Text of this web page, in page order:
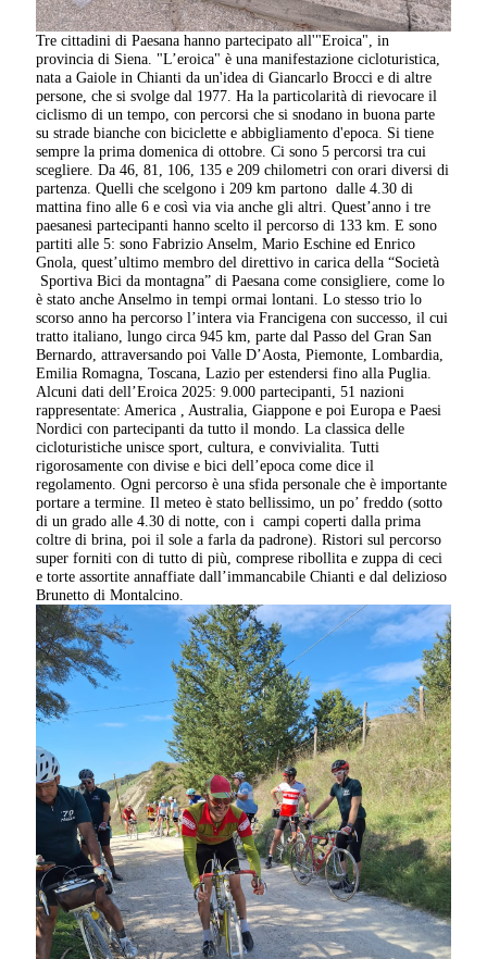
Tre cittadini di Paesana hanno partecipato all'"Eroica", in
provincia di Siena. "L’eroica" è una manifestazione cicloturistica,
nata a Gaiole in Chianti da un'idea di Giancarlo Brocci e di altre
persone, che si svolge dal 1977. Ha la particolarità di rievocare il
ciclismo di un tempo, con percorsi che si snodano in buona parte
su strade bianche con biciclette e abbigliamento d'epoca. Si tiene
sempre la prima domenica di ottobre. Ci sono 5 percorsi tra cui
scegliere. Da 46, 81, 106, 135 e 209 chilometri con orari diversi di
partenza. Quelli che scelgono i 209 km partono dalle 4.30 di
mattina fino alle 6 e così via via anche gli altri. Quest’anno i tre
paesanesi partecipanti hanno scelto il percorso di 133 km. E sono
partiti alle 5: sono Fabrizio Anselm, Mario Eschine ed Enrico
Gnola, quest’ultimo membro del direttivo in carica della “Società
Sportiva Bici da montagna” di Paesana come consigliere, come lo
è stato anche Anselmo in tempi ormai lontani. Lo stesso trio lo
scorso anno ha percorso l’intera via Francigena con successo, il cui
tratto italiano, lungo circa 945 km, parte dal Passo del Gran San
Bernardo, attraversando poi Valle D’Aosta, Piemonte, Lombardia,
Emilia Romagna, Toscana, Lazio per estendersi fino alla Puglia.
Alcuni dati dell’Eroica 2025: 9.000 partecipanti, 51 nazioni
rappresentate: America , Australia, Giappone e poi Europa e Paesi
Nordici con partecipanti da tutto il mondo. La classica delle
cicloturistiche unisce sport, cultura, e convivialita. Tutti
rigorosamente con divise e bici dell’epoca come dice il
regolamento. Ogni percorso è una sfida personale che è importante
portare a termine. Il meteo è stato bellissimo, un po’ freddo (sotto
di un grado alle 4.30 di notte, con i campi coperti dalla prima
coltre di brina, poi il sole a farla da padrone). Ristori sul percorso
super forniti con di tutto di più, comprese ribollita e zuppa di ceci
e torte assortite annaffiate dall’immancabile Chianti e dal delizioso
Brunetto di Montalcino.